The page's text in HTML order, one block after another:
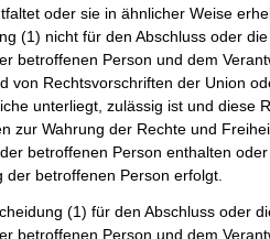
oder sie in ähnlicher Weise
(1) nicht für den Abschluss oder
betroffenen Person und dem
von Rechtsvorschriften der Union
unterliegt, zulässig ist und diese
zur Wahrung der Rechte und
betroffenen Person enthalten
der betroffenen Person erfolgt.
(1) für den Abschluss oder
betroffenen Person und dem